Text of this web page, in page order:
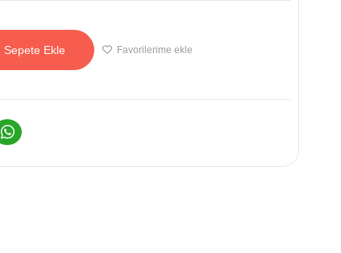
Sepete Ekle Favorilerime ekle